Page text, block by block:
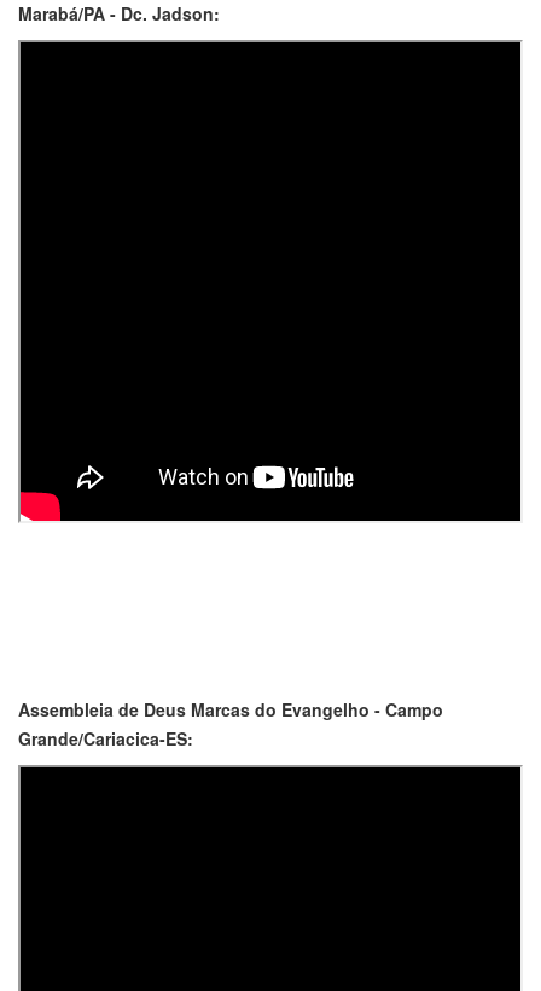
Marabá/PA - Dc. Jadson:
Assembleia de Deus Marcas do Evangelho - Campo
Grande/Cariacica-ES: